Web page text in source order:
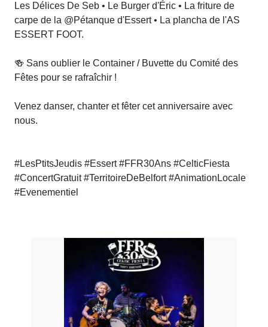
Les Délices De Seb • Le Burger d'Éric • La friture de
carpe de la @Pétanque d'Essert • La plancha de l'AS
ESSERT FOOT.
🍻 Sans oublier le Container / Buvette du Comité des
Fêtes pour se rafraîchir !
Venez danser, chanter et fêter cet anniversaire avec
nous.
#LesPtitsJeudis #Essert #FFR30Ans #CelticFiesta
#ConcertGratuit #TerritoireDeBelfort #AnimationLocale
#Evenementiel